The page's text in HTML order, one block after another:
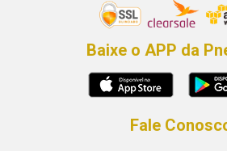
Baixe o APP da
Fale